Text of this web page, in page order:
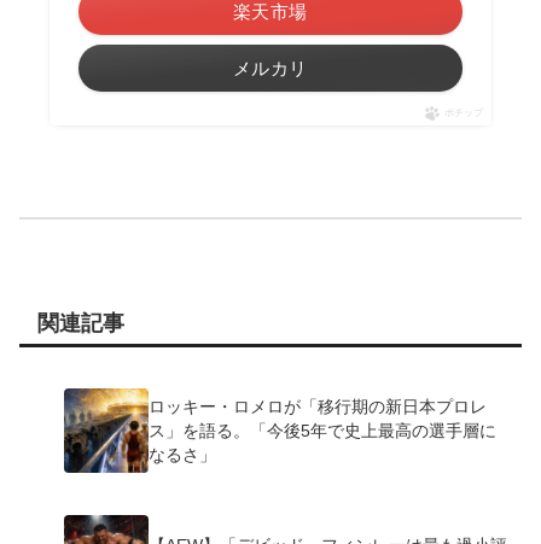
楽天市場
メルカリ
ポチップ
関連記事
ロッキー・ロメロが「移行期の新日本プロレ
ス」を語る。「今後5年で史上最高の選手層に
なるさ」